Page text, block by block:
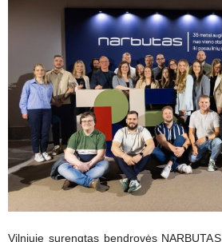
Vilniuje surengtas bendrovės